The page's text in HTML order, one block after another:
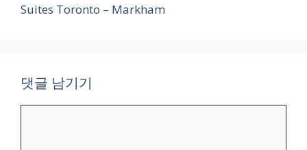
Suites Toronto – Markham
댓글 남기기